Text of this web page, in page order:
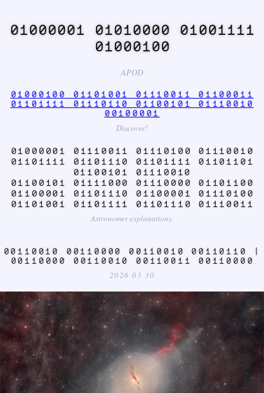
01000001 01010000 01001111
01000100
APOD
01000100 01101001 01110011 01100011
01101111 01110110 01100101 01110010
00100001
Discover!
01000001 01110011 01110100 01110010
01101111 01101110 01101111 01101101
01100101 01110010
01100101 01111000 01110000 01101100
01100001 01101110 01100001 01110100
01101001 01101111 01101110 01110011
Astronomer explanations.
00110010 00110000 00110010 00110110 |
00110000 00110010 00110011 00110000
2026 03 30